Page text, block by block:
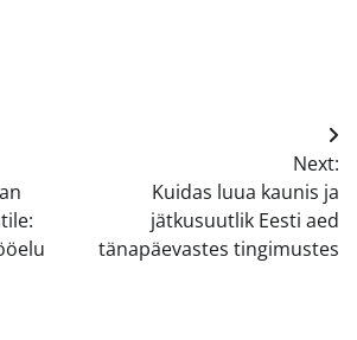
Next:
Kuidas luua kaunis ja
jätkusuutlik Eesti aed
tänapäevastes tingimustes